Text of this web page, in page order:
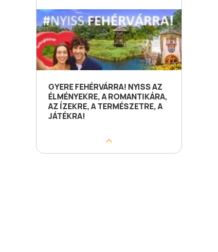
GYERE FEHÉRVÁRRA! NYISS AZ
ÉLMÉNYEKRE, A ROMANTIKÁRA,
AZ ÍZEKRE, A TERMÉSZETRE, A
JÁTÉKRA!